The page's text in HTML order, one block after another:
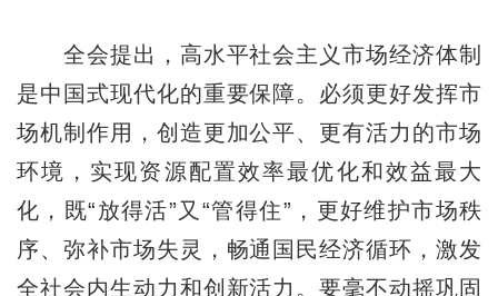
全会提出，高水平社会主义市场经济体制
是中国式现代化的重要保障。必须更好发挥市
场机制作用，创造更加公平、更有活力的市场
环境，实现资源配置效率最优化和效益最大
化，既“放得活”又“管得住”，更好维护市场秩
序、弥补市场失灵，畅通国民经济循环，激发
全社会内生动力和创新活力。要毫不动摇巩固